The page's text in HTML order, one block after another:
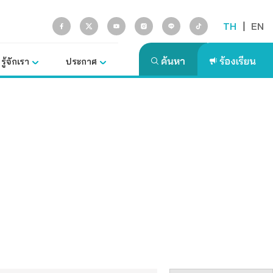
TH | EN
รู้จักเรา ประกาศ